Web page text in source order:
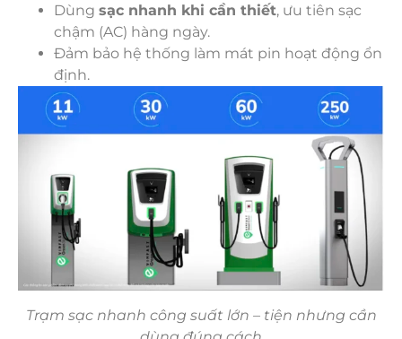
Dùng sạc nhanh khi cần thiết, ưu tiên sạc
chậm (AC) hàng ngày.
Đảm bảo hệ thống làm mát pin hoạt động ổn
định.
Trạm sạc nhanh công suất lớn – tiện nhưng cần